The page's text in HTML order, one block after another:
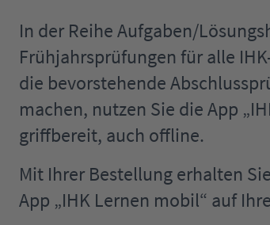
In der Reihe Aufgaben/
Frühjahrsprüfungen für alle
die bevorstehende
machen, nutzen Sie die App
griffbereit, auch offline.
Mit Ihrer Bestellung erhalten
App „IHK Lernen mobil“ auf